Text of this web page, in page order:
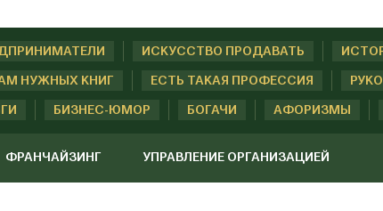
ИСКУССТВО ПРОДАВАТЬ
НУЖНЫХ КНИГ ЕСТЬ ТАКАЯ ПРОФЕССИЯ
БИЗНЕС-ЮМОР БОГАЧИ АФОРИЗМЫ
ФРАНЧАЙЗИНГ УПРАВЛЕНИЕ ОРГАНИЗАЦИЕЙ